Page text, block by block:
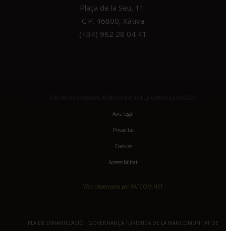
Plaça de la Seu, 11
C.P. 46800, Xàtiva
(+34) 962 28 04 41
Avis legal
Privacitat
Cookies
Accessibilitat
Web dissenyada per XATCOM.NET
PLA DE DINAMITZACIÓ I GOVERNANÇA TURÍSTICA DE LA MANCOMUNITAT DE